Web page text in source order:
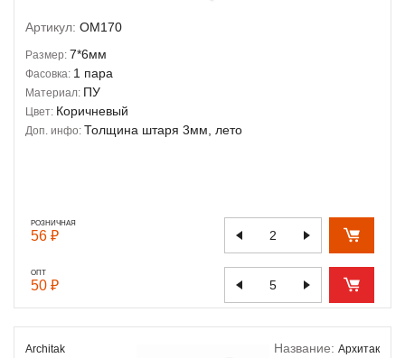
Артикул: OM170
Размер: 7*6мм
Фасовка: 1 пара
Материал: ПУ
Цвет: Коричневый
Доп. инфо: Толщина штаря 3мм, лето
РОЗНИЧНАЯ
56 ₽
ОПТ
50 ₽
Architak Название: Архитак